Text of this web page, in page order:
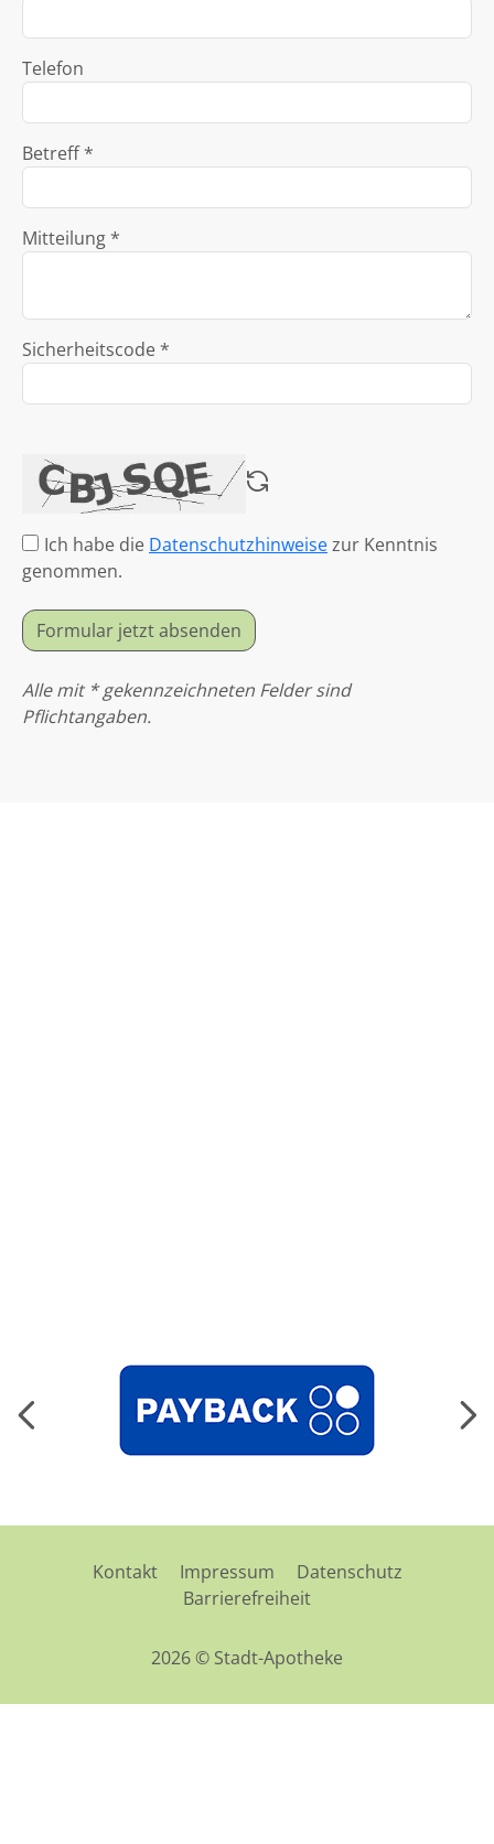
Telefon
Betreff *
Mitteilung *
Sicherheitscode *
Ich habe die Datenschutzhinweisezur Kenntnis
genommen.
Formular jetzt absenden
Alle mit * gekennzeichneten Felder sind
Pflichtangaben.
Kontakt Impressum
Datenschutz
Barrierefreiheit
2026 © Stadt-Apotheke